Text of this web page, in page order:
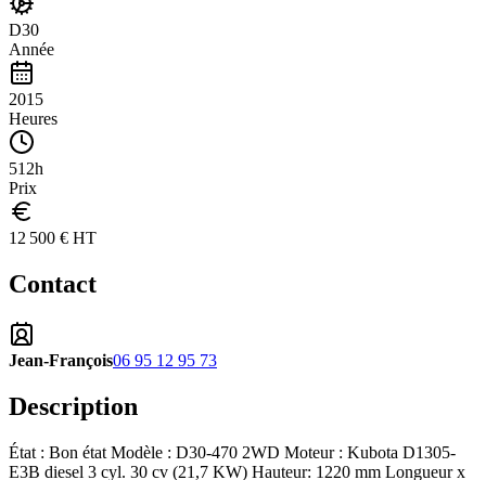
D30
Année
2015
Heures
512h
Prix
12 500 € HT
Contact
Jean-François06 95 12 95 73
Description
État : Bon état Modèle : D30-470 2WD Moteur : Kubota D1305-
E3B diesel 3 cyl. 30 cv (21,7 KW) Hauteur: 1220 mm Longueur x